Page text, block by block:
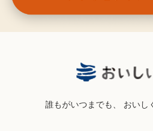
誰もがいつまでも、 おいし